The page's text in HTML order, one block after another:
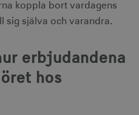
koppla bort vardagens
sig själva och varandra.
erbjudandena
hos